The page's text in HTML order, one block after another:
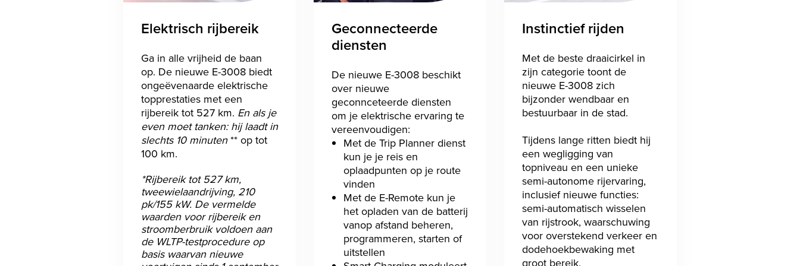
Elektrisch rijbereik
Ga in alle vrijheid de baan
op. De nieuwe E-3008 biedt
ongeëvenaarde elektrische
topprestaties met een
rijbereik tot 527 km. En als je
even moet tanken: hij laadt in
slechts 10 minuten** op tot
100 km.
*Rijbereik tot 527 km,
tweewielaandrijving, 210
pk/155 kW. De vermelde
waarden voor rijbereik en
stroomberbruik voldoen aan
de WLTP-testprocedure op
basis waarvan nieuwe
Geconnecteerde
diensten
De nieuwe E-3008 beschikt
over nieuwe
geconnceteerde diensten
om je elektrische ervaring te
vereenvoudigen:
Met de Trip Planner dienst
kun je je reis en
oplaadpunten op je route
vinden
Met de E-Remote kun je
het opladen van de batterij
vanop afstand beheren,
programmeren, starten of
uitstellen
Instinctief rijden
Met de beste draaicirkel in
zijn categorie toont de
nieuwe E-3008 zich
bijzonder wendbaar en
bestuurbaar in de stad.
Tijdens lange ritten biedt hij
een wegligging van
topniveau en een unieke
semi-autonome rijervaring,
inclusief nieuwe functies:
semi-automatisch wisselen
van rijstrook, waarschuwing
voor overstekend verkeer en
dodehoekbewaking met
groot bereik.